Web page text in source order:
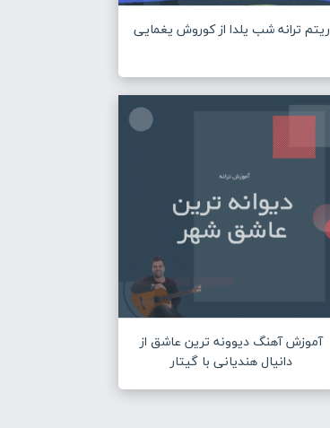
ریتم ترانه شب یلدا از کوروش یغمایی
آموزش آهنگ دیوونه ترین عاشق از
دانیال هندیانی با گیتار